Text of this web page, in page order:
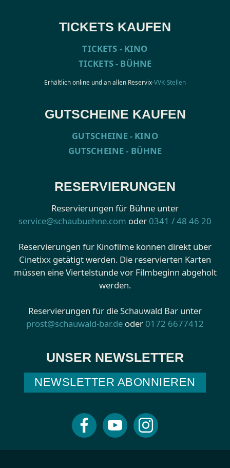
TICKETS KAUFEN
TICKETS - KINO
TICKETS - BÜHNE
Erhältlich online und an allen Reservix-VVK-Stellen
GUTSCHEINE KAUFEN
GUTSCHEINE - KINO
GUTSCHEINE - BÜHNE
RESERVIERUNGEN
Reservierungen für Bühne unter
service@schaubuehne.com oder 0341 / 48 46 20
Reservierungen für Kinofilme können direkt über
Cinetixx getätigt werden. Die reservierten Karten
müssen eine Viertelstunde vor Filmbeginn abgeholt
werden.
Reservierungen für die Schauwald Bar unter
prost@schauwald-bar.de oder 0172 6677412
UNSER NEWSLETTER
NEWSLETTER ABONNIEREN